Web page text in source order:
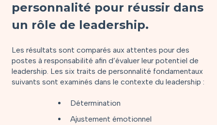
personnalité pour réussir dans
un rôle de leadership.
Les résultats sont comparés aux attentes pour des
postes à responsabilité afin d’évaluer leur potentiel de
leadership. Les six traits de personnalité fondamentaux
suivants sont examinés dans le contexte du leadership :
Détermination
Ajustement émotionnel